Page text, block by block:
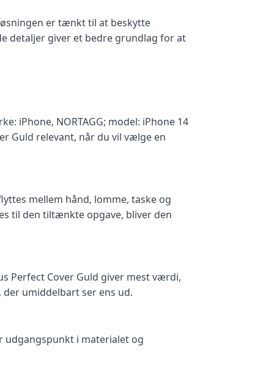
er tænkt til at beskytte
detaljer giver et bedre grundlag for at
iPhone, NORTAGG; model: iPhone 14
Guld relevant, når du vil vælge en
mellem hånd, lomme, taske og
til den tiltænkte opgave, bliver den
Perfect Cover Guld giver mest værdi,
umiddelbart ser ens ud.
udgangspunkt i materialet og